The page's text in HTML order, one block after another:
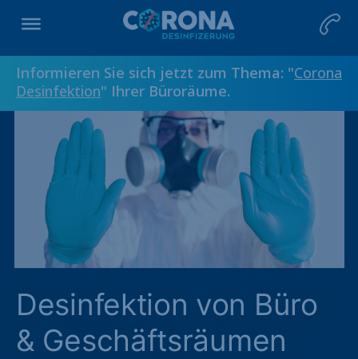
Informieren Sie sich jetzt zum Thema: "Corona
Desinfektion" Ihrer Büroräume.
Desinfektion von Büro
& Geschäftsräumen